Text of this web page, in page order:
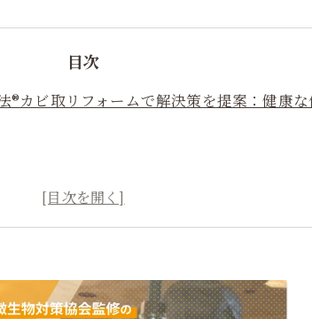
目次
カビ取リフォームで解決策を提案：健康
ムとともに